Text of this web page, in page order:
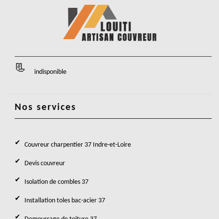
indisponible
Nos services
Couvreur charpentier 37 Indre-et-Loire
Devis couvreur
Isolation de combles 37
Installation toles bac-acier 37